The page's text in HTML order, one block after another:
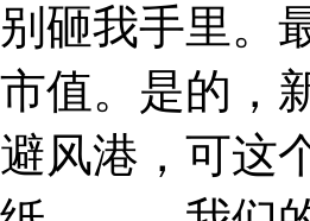
砸我手里。
值。是的，
风港，可这